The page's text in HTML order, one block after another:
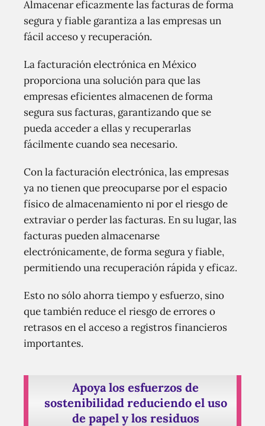
Almacenar eficazmente las facturas de forma
segura y fiable garantiza a las empresas un
fácil acceso y recuperación.
La facturación electrónica en México
proporciona una solución para que las
empresas eficientes almacenen de forma
segura sus facturas, garantizando que se
pueda acceder a ellas y recuperarlas
fácilmente cuando sea necesario.
Con la facturación electrónica, las empresas
ya no tienen que preocuparse por el espacio
físico de almacenamiento ni por el riesgo de
extraviar o perder las facturas. En su lugar, las
facturas pueden almacenarse
electrónicamente, de forma segura y fiable,
permitiendo una recuperación rápida y eficaz.
Esto no sólo ahorra tiempo y esfuerzo, sino
que también reduce el riesgo de errores o
retrasos en el acceso a registros financieros
importantes.
Apoya los esfuerzos de
sostenibilidad reduciendo el uso
de papel y los residuos